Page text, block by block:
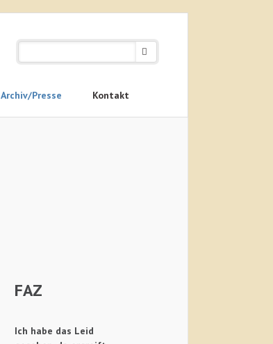
Archiv/Presse
Kontakt
FAZ
Ich habe das Leid